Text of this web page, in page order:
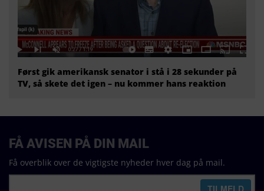
Først gik amerikansk senator i stå i 28 sekunder på
TV, så skete det igen – nu kommer hans reaktion
FÅ AVISEN PÅ DIN MAIL
Få overblik over de vigtigste nyheder hver dag på mail.